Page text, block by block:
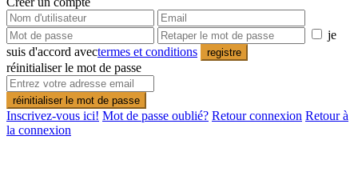
je
suis d'accord avectermes et conditions registre
réinitialiser le mot de passe
réinitialiser le mot de passe
Inscrivez-vous ici! Mot de passe oublié? Retour connexion Retour à
la connexion